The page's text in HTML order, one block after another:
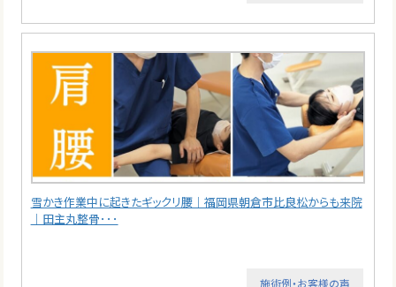
雪かき作業中に起きたギックリ腰｜福岡県朝倉市比良松からも来院
｜田主丸整骨･･･
施術例・お客様の声